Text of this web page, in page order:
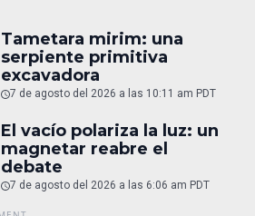
Tametara mirim: una
serpiente primitiva
excavadora
7 de agosto del 2026 a las 10:11 am PDT
El vacío polariza la luz: un
magnetar reabre el
debate
7 de agosto del 2026 a las 6:06 am PDT